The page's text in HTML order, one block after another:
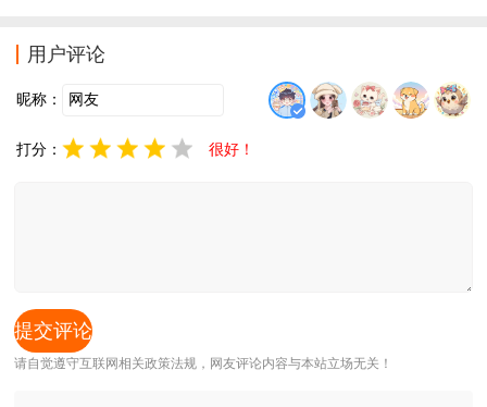
用户评论
昵称：
打分： 很好！
请自觉遵守互联网相关政策法规，网友评论内容与本站立场无关！